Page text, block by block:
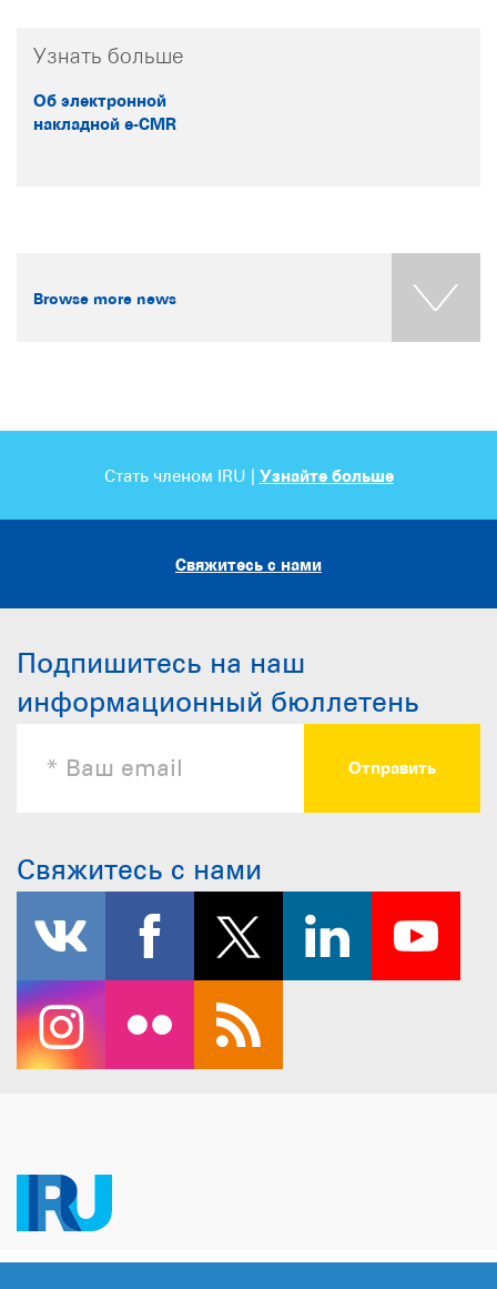
Узнать больше
Об электронной
накладной e-CMR
Browse more news
Стать членом IRU | Узнайте больше
Свяжитесь с нами
Подпишитесь на наш
информационный бюллетень
Свяжитесь с нами